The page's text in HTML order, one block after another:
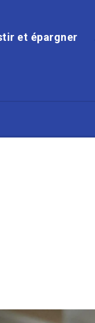
et épargner